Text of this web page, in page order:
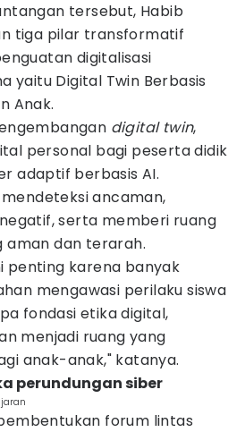
tersebut, Habib
tiga pilar transformatif
digitalisasi
yaitu Digital Twin Berbasis
Anak.
digital twin,
personal bagi peserta didik
adaptif berbasis AI.
ancaman,
serta memberi ruang
aman dan terarah.
penting karena banyak
mengawasi perilaku siswa
fondasi etika digital,
menjadi ruang yang
anak-anak," katanya.
perundungan siber
forum lintas